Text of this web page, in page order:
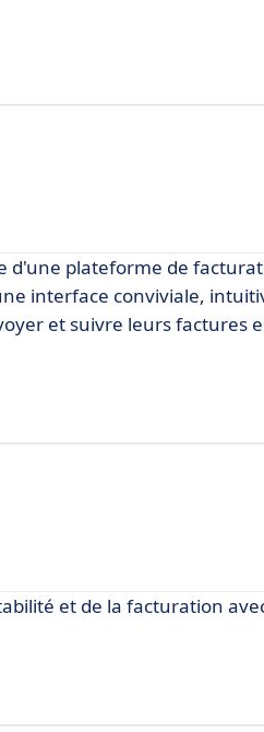
d'une plateforme de
interface conviviale,
et suivre leurs factures
et de la facturation